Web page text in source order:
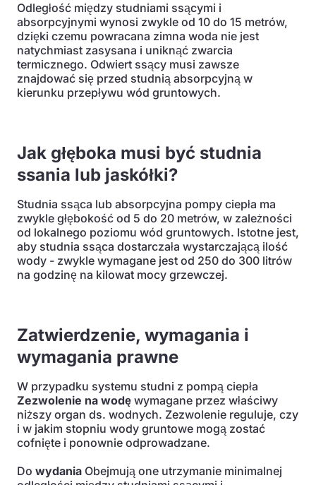
Odległość między studniami ssącymi i
absorpcyjnymi wynosi zwykle od 10 do 15 metrów,
dzięki czemu powracana zimna woda nie jest
natychmiast zasysana i uniknąć zwarcia
termicznego. Odwiert ssący musi zawsze
znajdować się przed studnią absorpcyjną w
kierunku przepływu wód gruntowych.
Jak głęboka musi być studnia
ssania lub jaskółki?
Studnia ssąca lub absorpcyjna pompy ciepła ma
zwykle głębokość od 5 do 20 metrów, w zależności
od lokalnego poziomu wód gruntowych. Istotne jest,
aby studnia ssąca dostarczała wystarczającą ilość
wody - zwykle wymagane jest od 250 do 300 litrów
na godzinę na kilowat mocy grzewczej.
Zatwierdzenie, wymagania i
wymagania prawne
W przypadku systemu studni z pompą ciepła
Zezwolenie na wodę wymagane przez właściwy
niższy organ ds. wodnych. Zezwolenie reguluje, czy
i w jakim stopniu wody gruntowe mogą zostać
cofnięte i ponownie odprowadzane.
Do wydania Obejmują one utrzymanie minimalnej